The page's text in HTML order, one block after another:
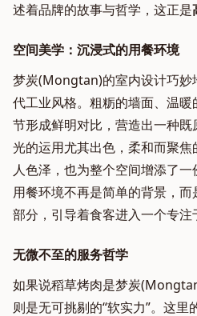
述着品牌的故事与哲学，这正是
空间美学：沉浸式的用餐环境
梦炭(Mongtan)的室内设计巧妙
代工业风格。粗粝的墙面、温
节形成鲜明对比，营造出一种
光的运用尤其出色，柔和而聚
人色泽，也为整个空间增添了一
用餐环境不再是简单的背景，
部分，引导着食客进入一个专注
无微不至的服务哲学
如果说稻草烤肉是梦炭
则是无可挑剔的“软实力”。这